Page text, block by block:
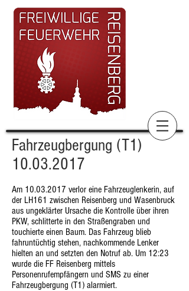
Fahrzeugbergung (T1)
10.03.2017
Am 10.03.2017 verlor eine Fahrzeuglenkerin, auf
der LH161 zwischen Reisenberg und Wasenbruck
aus ungeklärter Ursache die Kontrolle über ihren
PKW, schlitterte in den Straßengraben und
touchierte einen Baum. Das Fahrzeug blieb
fahruntüchtig stehen, nachkommende Lenker
hielten an und setzten den Notruf ab. Um 12:23
wurde die FF Reisenberg mittels
Personenrufempfängern und SMS zu einer
Fahrzeugbergung (T1) alarmiert.